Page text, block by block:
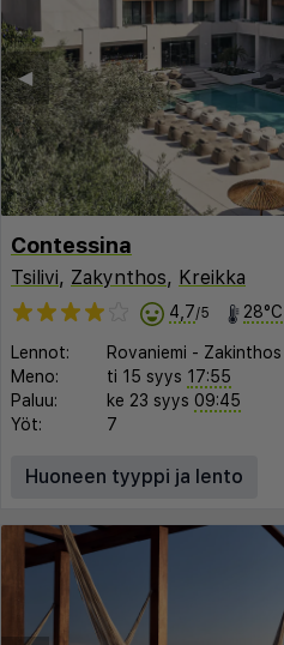
◀︎
Contessina
Tsilivi, Zakynthos, Kreikka
4,7/5 28°C
Lennot: Rovaniemi - Zakinthos
Meno:
ti 15 syys 17:55
Paluu:
ke 23 syys 09:45
Yöt:
7
Huoneen tyyppi ja lento